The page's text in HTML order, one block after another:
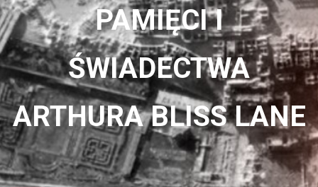
PAMIĘCI I
ŚWIADECTWA
ARTHURA BLISS LANE